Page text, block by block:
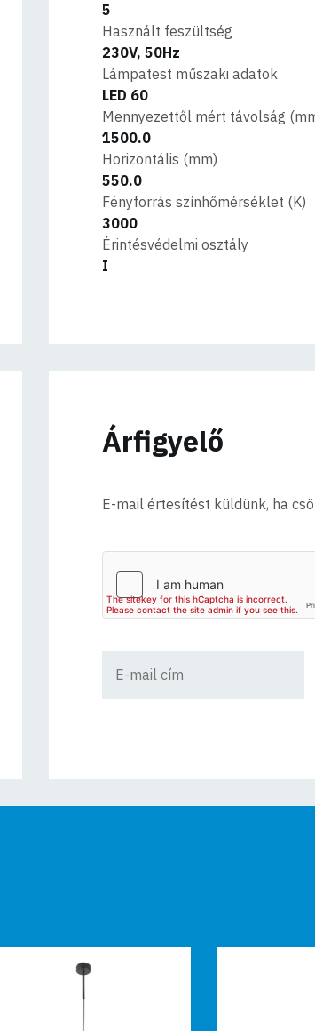
5
Használt feszültség
230V, 50Hz
Lámpatest műszaki adatok
LED 60
Mennyezettől mért távolság
1500.0
Horizontális (mm)
550.0
Fényforrás színhőmérséklet (K)
3000
Érintésvédelmi osztály
I
Árfigyelő
E-mail értesítést küldünk, ha